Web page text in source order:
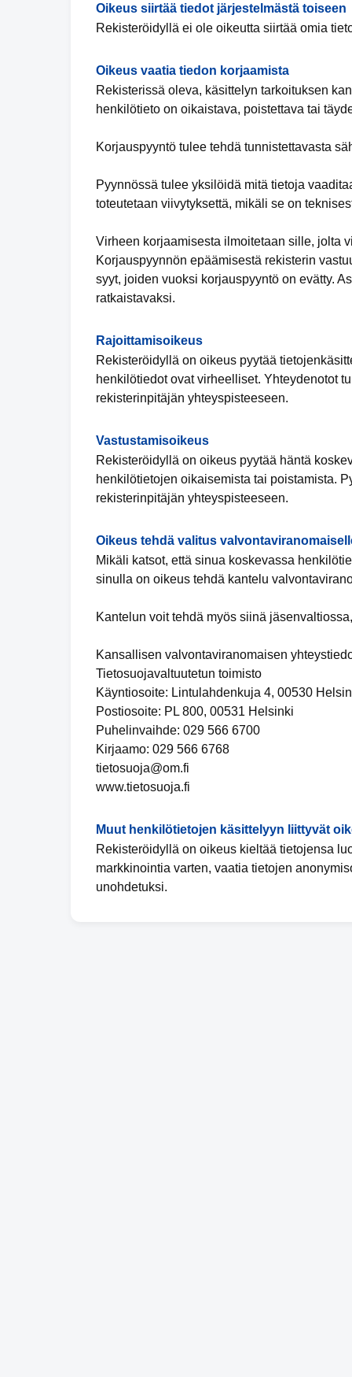
Oikeus siirtää tiedot järjestelmästä toiseen
Rekisteröidyllä ei ole oikeutta siirtää omia
Oikeus vaatia tiedon korjaamista
Rekisterissä oleva, käsittelyn tarkoituksen
henkilötieto on oikaistava, poistettava tai
Korjauspyyntö tulee tehdä tunnistettavasta
Pyynnössä tulee yksilöidä mitä tietoja
toteutetaan viivytyksettä, mikäli se on
Virheen korjaamisesta ilmoitetaan sille, jolta
Korjauspyynnön epäämisestä rekisterin
syyt, joiden vuoksi korjauspyyntö on evätty.
ratkaistavaksi.
Rajoittamisoikeus
Rekisteröidyllä on oikeus pyytää
henkilötiedot ovat virheelliset. Yhteydenotot
rekisterinpitäjän yhteyspisteeseen.
Vastustamisoikeus
Rekisteröidyllä on oikeus pyytää häntä
henkilötietojen oikaisemista tai poistamista.
rekisterinpitäjän yhteyspisteeseen.
Oikeus tehdä valitus
Mikäli katsot, että sinua koskevassa
sinulla on oikeus tehdä kantelu
Kantelun voit tehdä myös siinä
Kansallisen valvontaviranomaisen
Tietosuojavaltuutetun toimisto
Käyntiosoite: Lintulahdenkuja 4, 00530
Postiosoite: PL 800, 00531 Helsinki
Puhelinvaihde: 029 566 6700
Kirjaamo: 029 566 6768
tietosuoja@om.fi
www.tietosuoja.fi
Muut henkilötietojen käsittelyyn liittyvät
Rekisteröidyllä on oikeus kieltää tietojensa
markkinointia varten, vaatia tietojen
unohdetuksi.